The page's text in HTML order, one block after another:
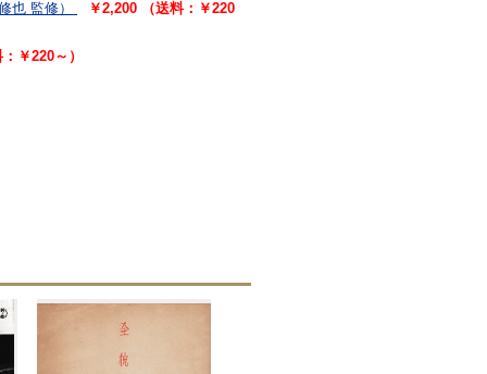
也 監修）
￥2,200 （送料：￥220
￥220～）